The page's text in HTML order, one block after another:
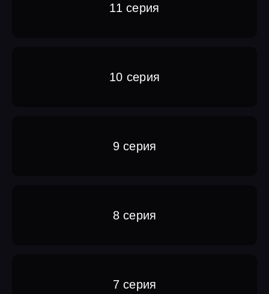
11 серия
10 серия
9 серия
8 серия
7 серия